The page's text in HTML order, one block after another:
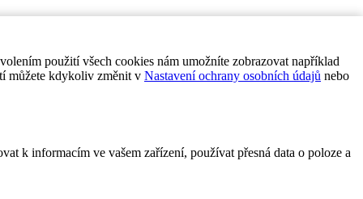
použití všech cookies nám umožníte zobrazovat například
můžete kdykoliv změnit v Nastavení ochrany osobních údajů nebo
k informacím ve vašem zařízení, používat přesná data o poloze a